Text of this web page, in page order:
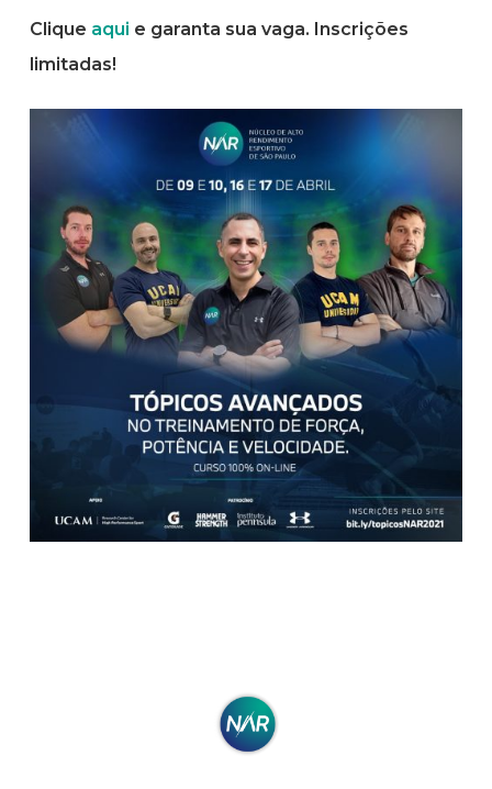
Clique aqui e garanta sua vaga. Inscrições
limitadas!